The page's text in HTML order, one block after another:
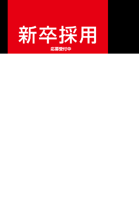
販売価格 ¥139,000（税込）
¥88,000（税込）